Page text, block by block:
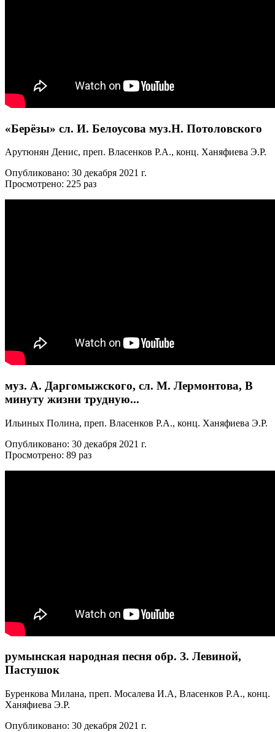
«Берёзы» сл. И. Белоусова муз.Н. Потоловского
Арутюнян Денис, преп. Власенков Р.А., конц. Ханяфиева Э.Р.
Опубликовано: 30 декабря 2021 г.
Просмотрено: 225 раз
муз. А. Даргомыжского, сл. М. Лермонтова, В
минуту жизни трудную...
Ильиных Полина, преп. Власенков Р.А., конц. Ханяфиева Э.Р.
Опубликовано: 30 декабря 2021 г.
Просмотрено: 89 раз
румынская народная песня обр. З. Левиной,
Пастушок
Буренкова Милана, преп. Мосалева И.А, Власенков Р.А., конц.
Ханяфиева Э.Р.
Опубликовано: 30 декабря 2021 г.